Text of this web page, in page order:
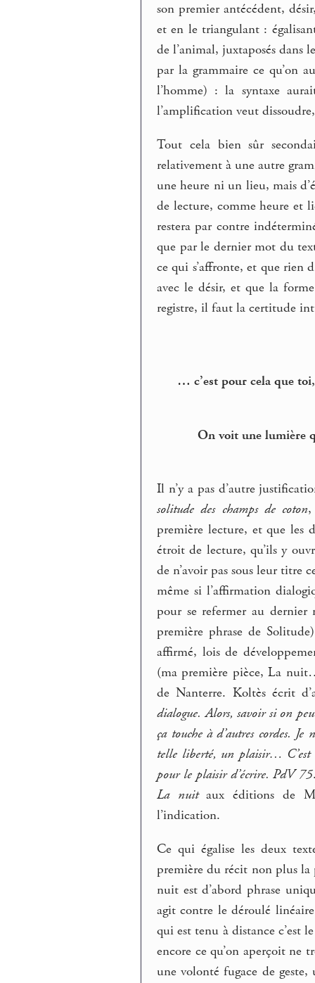
son premier antécédent,
et en le triangulant :
de l’animal, juxtaposés dans
par la grammaire ce qu’on
l’homme) : la syntaxe
l’amplification veut
Tout cela bien sûr
relativement à une autre
une heure ni un lieu, mais
de lecture, comme heure et
restera par contre
que par le dernier mot du
ce qui s’affronte, et que rien
avec le désir, et que la
registre, il faut la certitude
… c’est pour cela que
On voit une lumière
Il n’y a pas d’autre
solitude des champs de coton,
première lecture, et que les
étroit de lecture, qu’ils y
de n’avoir pas sous leur titre
même si l’affirmation
pour se refermer au
première phrase de
affirmé, lois de
(ma première pièce, La
de Nanterre. Koltès écrit
dialogue. Alors, savoir si on
ça touche à d’autres cordes.
telle liberté, un plaisir… C’est
pour le plaisir d’écrire. PdV 75
La nuitaux éditions de
l’indication.
Ce qui égalise les deux
première du récit non plus la
nuit est d’abord phrase
agit contre le déroulé
qui est tenu à distance c’est
encore ce qu’on aperçoit ne
une volonté fugace de